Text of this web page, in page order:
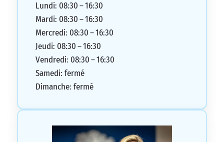
Lundi: 08:30 – 16:30
Mardi: 08:30 – 16:30
Mercredi: 08:30 – 16:30
Jeudi: 08:30 – 16:30
Vendredi: 08:30 – 16:30
Samedi: fermé
Dimanche: fermé